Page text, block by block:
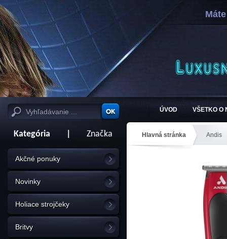
ÚVOD VŠETKO O
Kategória Značka
Akčné ponuky
Novinky
Holiace strojčeky
Britvy
Hlavná stránka Andis